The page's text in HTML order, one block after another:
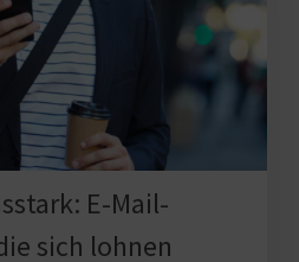
E-Mail-
sich lohnen